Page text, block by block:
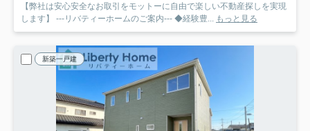
【弊社は安心安全なお取引をモットーに自由で楽しい不動産探しを実現
します】 ---リバティーホームのご案内--- ◆経験豊... もっと見る
新築一戸建